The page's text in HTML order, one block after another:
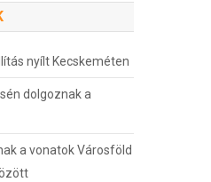
nyílt Kecskeméten
dolgoznak a
a vonatok Városföld